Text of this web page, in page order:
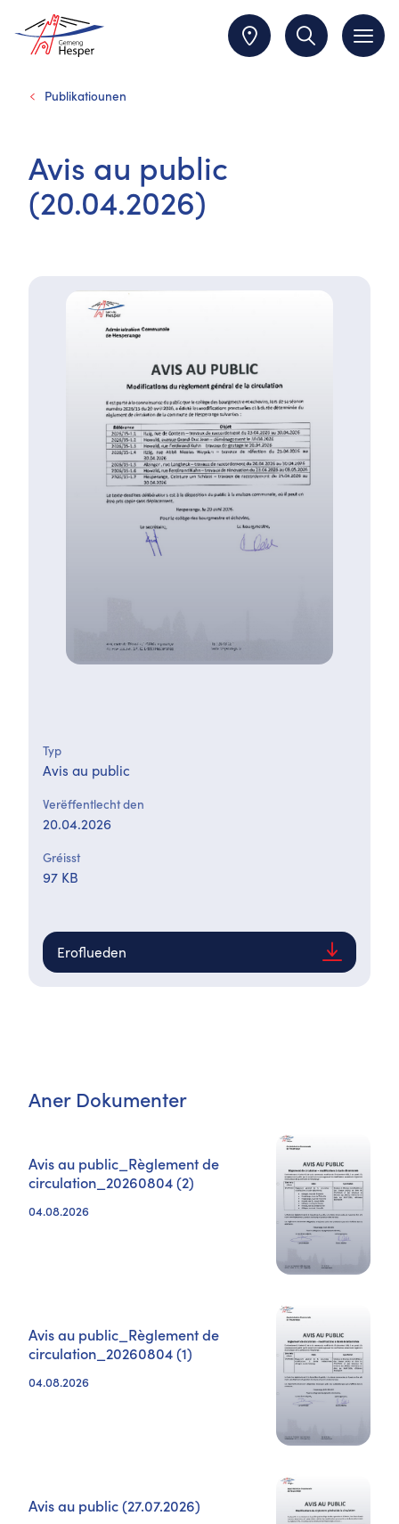
Publikatiounen
Avis au public
(20.04.2026)
Typ
Avis au public
Verëffentlecht den
20.04.2026
Gréisst
97 KB
Eroflueden
Aner Dokumenter
Avis au public_Règlement de
circulation_20260804 (2)
04.08.2026
Avis au public_Règlement de
circulation_20260804 (1)
04.08.2026
Avis au public (27.07.2026)